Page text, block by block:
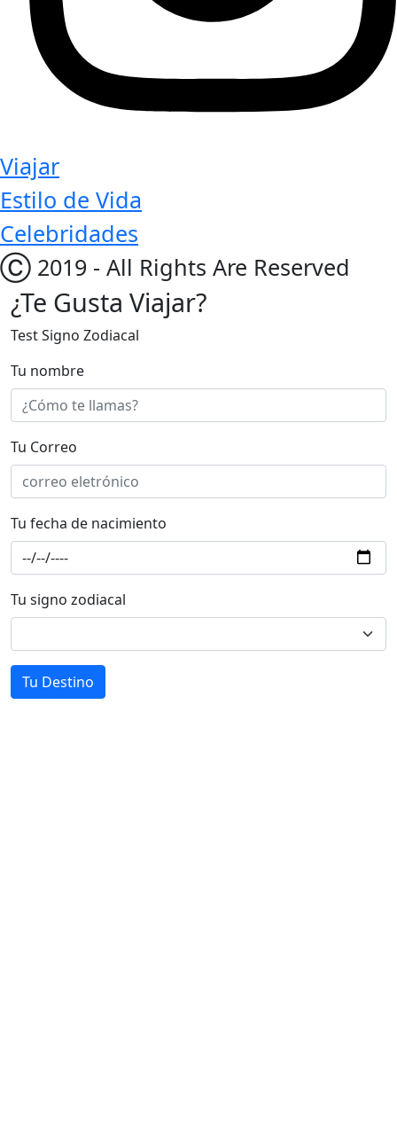
Viajar
Estilo de Vida
Celebridades
Ⓒ 2019 - All Rights Are Reserved
¿Te Gusta Viajar?
Test Signo Zodiacal
Tu nombre
Tu Correo
Tu fecha de nacimiento
Tu signo zodiacal
Tu Destino